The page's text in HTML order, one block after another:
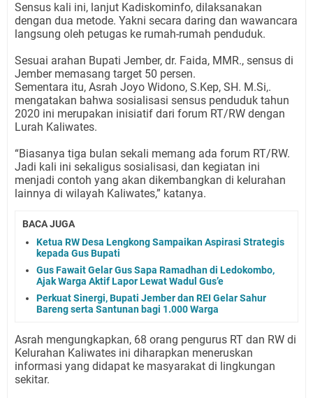
Sensus kali ini, lanjut Kadiskominfo, dilaksanakan
dengan dua metode. Yakni secara daring dan wawancara
langsung oleh petugas ke rumah-rumah penduduk.
Sesuai arahan Bupati Jember, dr. Faida, MMR., sensus di
Jember memasang target 50 persen.
Sementara itu, Asrah Joyo Widono, S.Kep, SH. M.Si,.
mengatakan bahwa sosialisasi sensus penduduk tahun
2020 ini merupakan inisiatif dari forum RT/RW dengan
Lurah Kaliwates.
“Biasanya tiga bulan sekali memang ada forum RT/RW.
Jadi kali ini sekaligus sosialisasi, dan kegiatan ini
menjadi contoh yang akan dikembangkan di kelurahan
lainnya di wilayah Kaliwates,” katanya.
BACA JUGA
Ketua RW Desa Lengkong Sampaikan Aspirasi Strategis
kepada Gus Bupati
Gus Fawait Gelar Gus Sapa Ramadhan di Ledokombo,
Ajak Warga Aktif Lapor Lewat Wadul Gus’e
Perkuat Sinergi, Bupati Jember dan REI Gelar Sahur
Bareng serta Santunan bagi 1.000 Warga
Asrah mengungkapkan, 68 orang pengurus RT dan RW di
Kelurahan Kaliwates ini diharapkan meneruskan
informasi yang didapat ke masyarakat di lingkungan
sekitar.